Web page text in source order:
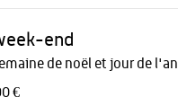
end
de noël et jour de l'an
€